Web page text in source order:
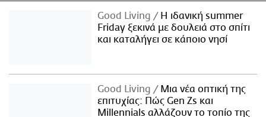
Good Living
Η ιδανική summer
Friday ξεκινά με δουλειά στο σπίτι
και καταλήγει σε κάποιο νησί
Good Living
Μια νέα οπτική της
επιτυχίας: Πώς Gen Zs και
Millennials αλλάζουν το τοπίο της